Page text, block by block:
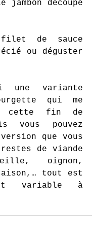
jambon découpé
de sauce
ou déguster
une variante
qui me
cette fin de
vous pouvez
que vous
de viande
oignon,
tout est
variable à